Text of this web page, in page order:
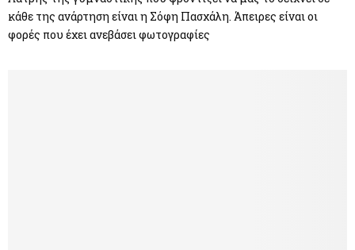
κάθε της ανάρτηση είναι η Σόφη Πασχάλη. Άπειρες είναι οι
φορές που έχει ανεβάσει φωτογραφίες